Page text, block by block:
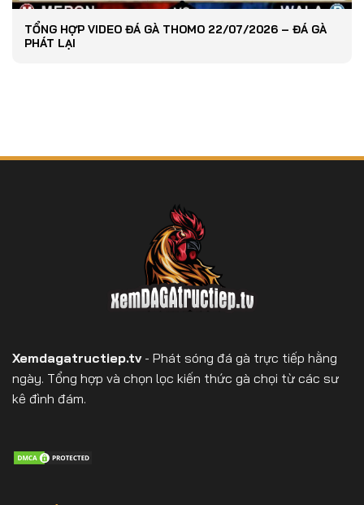
TỔNG HỢP VIDEO ĐÁ GÀ THOMO 22/07/2026 – ĐÁ GÀ
PHÁT LẠI
Xemdagatructiep.tv- Phát sóng đá gà trực tiếp hằng
ngày. Tổng hợp và chọn lọc kiến thức gà chọi từ các sư
kê đình đám.